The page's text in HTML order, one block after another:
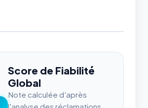
Score de Fiabilité
Global
Note calculée d'après
l'analyse des réclamations